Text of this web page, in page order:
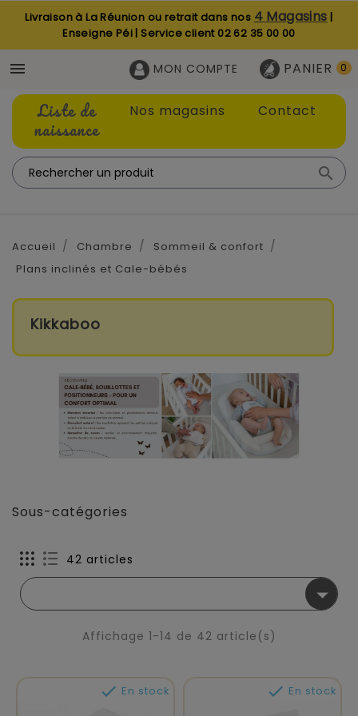
Livraison à La Réunion ou retrait dans nos 4 Magasins |
Enseigne Péi | Service client02 62 35 00 00
 PANIER 0
MON COMPTE
Liste de
naissance
Nos magasins Contact

Accueil Chambre
Sommeil & confort
Plans inclinés et Cale-bébés
Kikkaboo
Sous-catégories
42 articles

Affichage 1-14 de 42 article(s)
 En stock  En stock